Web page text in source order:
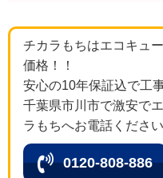
チカラもちはエコキュ
価格！！
安心の10年保証込で工
千葉県市川市で激安で
ラもちへお電話ください
0120-808-886